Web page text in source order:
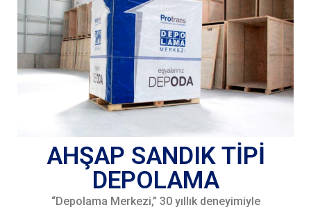
AHŞAP SANDIK TİPİ
DEPOLAMA
“Depolama Merkezi,” 30 yıllık deneyimiyle